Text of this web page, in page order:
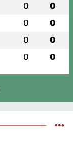
0 0
0 0
0 0
0 0